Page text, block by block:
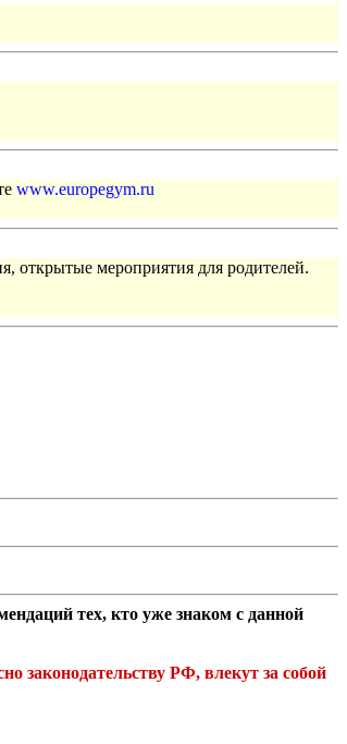
www.europegym.ru
открытые мероприятия для родителей.
тех, кто уже знаком с данной
законодательству РФ, влекут за собой